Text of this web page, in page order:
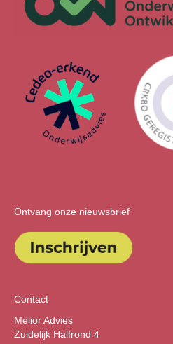
Ontvang onze nieuwsbrief
Contact
Melior Advies
Zuidelijk Halfrond 4